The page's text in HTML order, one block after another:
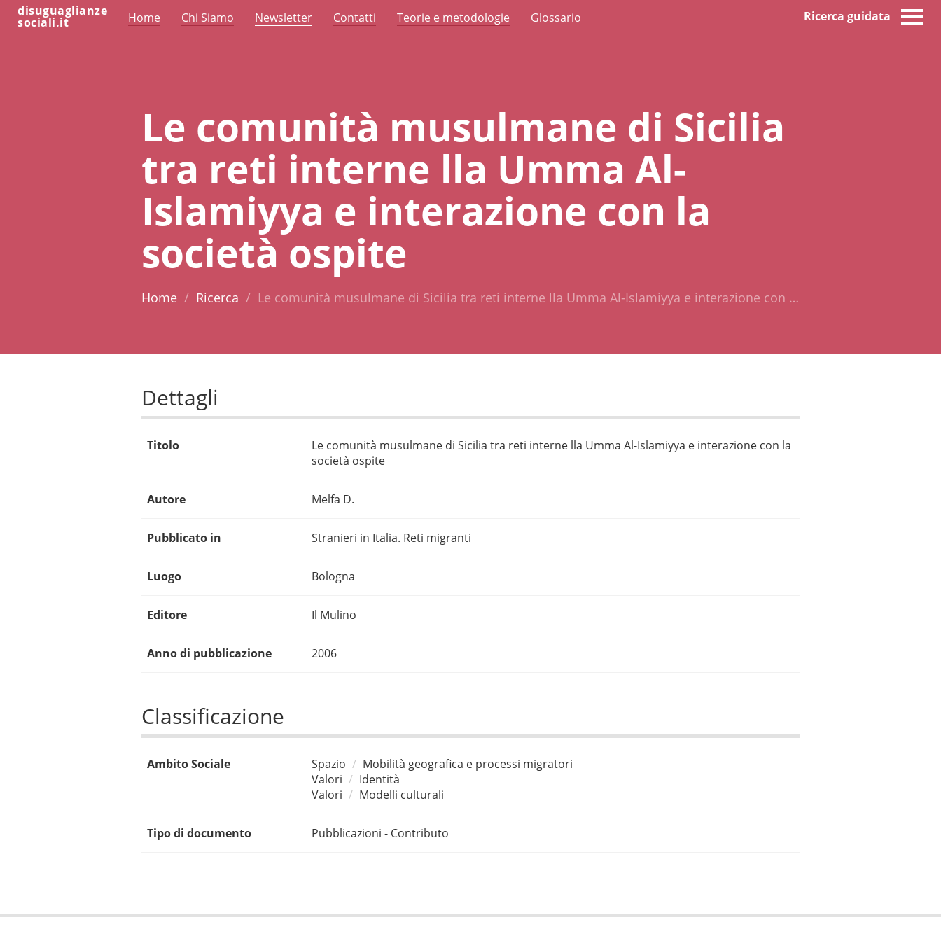
disuguaglianze
sociali.it Home Chi Siamo Newsletter Contatti Teorie e metodologie Glossario Ricerca guidata
Le comunità musulmane di Sicilia
tra reti interne lla Umma Al-
Islamiyya e interazione con la
società ospite
Home Ricerca Le comunità musulmane di Sicilia tra reti interne lla Umma Al-Islamiyya e interazione con …
Dettagli
Titolo
Le comunità musulmane di Sicilia tra reti interne lla Umma Al-Islamiyya e interazione con la
società ospite
Autore Melfa D.
Pubblicato in Stranieri in Italia. Reti migranti
Luogo Bologna
Editore Il Mulino
Anno di pubblicazione 2006
Classificazione
Ambito Sociale Spazio
Mobilità geografica e processi migratori
Valori
Identità
Valori
Modelli culturali
Tipo di documento Pubblicazioni - Contributo